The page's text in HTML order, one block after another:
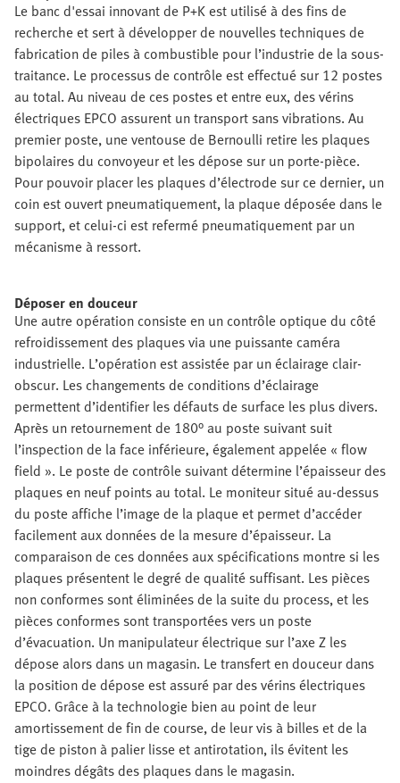
Le banc d'essai innovant de P+K est utilisé à des fins de
recherche et sert à développer de nouvelles techniques de
fabrication de piles à combustible pour l’industrie de la sous-
traitance. Le processus de contrôle est effectué sur 12 postes
au total. Au niveau de ces postes et entre eux, des vérins
électriques EPCO assurent un transport sans vibrations. Au
premier poste, une ventouse de Bernoulli retire les plaques
bipolaires du convoyeur et les dépose sur un porte-pièce.
Pour pouvoir placer les plaques d’électrode sur ce dernier, un
coin est ouvert pneumatiquement, la plaque déposée dans le
support, et celui-ci est refermé pneumatiquement par un
mécanisme à ressort.
Déposer en douceur
Une autre opération consiste en un contrôle optique du côté
refroidissement des plaques via une puissante caméra
industrielle. L’opération est assistée par un éclairage clair-
obscur. Les changements de conditions d’éclairage
permettent d’identifier les défauts de surface les plus divers.
Après un retournement de 180° au poste suivant suit
l’inspection de la face inférieure, également appelée « flow
field ». Le poste de contrôle suivant détermine l’épaisseur des
plaques en neuf points au total. Le moniteur situé au-dessus
du poste affiche l’image de la plaque et permet d’accéder
facilement aux données de la mesure d’épaisseur. La
comparaison de ces données aux spécifications montre si les
plaques présentent le degré de qualité suffisant. Les pièces
non conformes sont éliminées de la suite du process, et les
pièces conformes sont transportées vers un poste
d’évacuation. Un manipulateur électrique sur l’axe Z les
dépose alors dans un magasin. Le transfert en douceur dans
la position de dépose est assuré par des vérins électriques
EPCO. Grâce à la technologie bien au point de leur
amortissement de fin de course, de leur vis à billes et de la
tige de piston à palier lisse et antirotation, ils évitent les
moindres dégâts des plaques dans le magasin.